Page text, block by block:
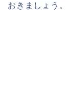
おきましょう。